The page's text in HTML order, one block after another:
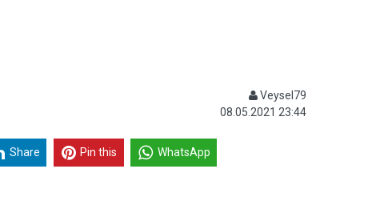
Veysel79
08.05.2021 23:44
Share Pin this WhatsApp